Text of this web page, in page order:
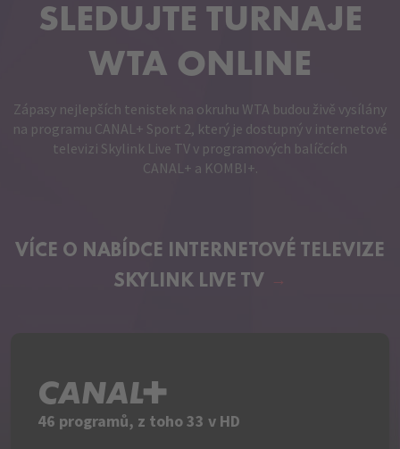
SLEDUJTE TURNAJE
WTA ONLINE
Zápasy nejlepších tenistek na okruhu WTA budou živě vysílány
na programu CANAL+ Sport 2, který je dostupný v internetové
televizi Skylink Live TV v programových balíčcích
CANAL+ a KOMBI+.
VÍCE O NABÍDCE INTERNETOVÉ TELEVIZE
SKYLINK LIVE TV
C+
46 programů, z toho 33 v HD